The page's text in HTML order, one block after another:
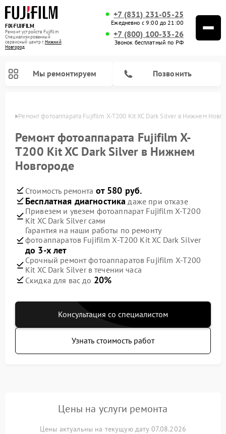
FIX-FUJIFILM
Ремонт устройств Fujifilm
Специализированный
cервисный центр г.Нижний
Новгород
+7 (831) 231-05-25
Ежедневно с 9:00 до 21:00
+7 (800) 100-33-26
Звонок бесплатный по РФ
Мы ремонтируем Позвонить
Ремонт фотоаппарата Fujifilm X-T200 Kit XC Dark Silver в Нижнем
Ремонт фотоаппарата Fujifilm X-
T200 Kit XC Dark Silver в Нижнем
Новгороде
Стоимость ремонта от 580 руб.
Бесплатная диагностика даже при отказе
Привезем и увезем фотоаппарат Fujifilm X-T200
Kit XC Dark Silver сами
Гарантия на наши работы по ремонту
фотоаппаратов Fujifilm X-T200 Kit XC Dark Silver
до 3-х лет
Срочный ремонт фотоаппаратов Fujifilm X-T200
Kit XC Dark Silver в течении часа
Скидка для вас до 20%
Консультация со специалистом
Узнать стоимость работ
Цены на услуги ремонта
Цены актуальны на текущую дату 07.08.2026